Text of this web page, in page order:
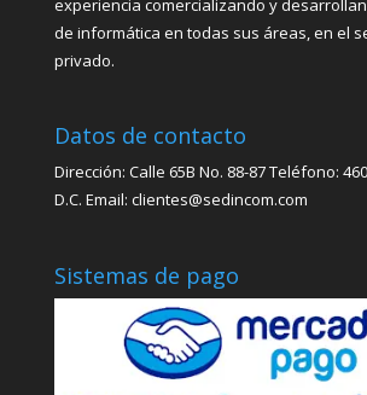
experiencia comercializando y
de informática en todas sus áreas, en el
privado.
Datos de contacto
Dirección: Calle 65B No. 88-87 Teléfono:
D.C. Email: clientes@sedincom.com
Sistemas de pago